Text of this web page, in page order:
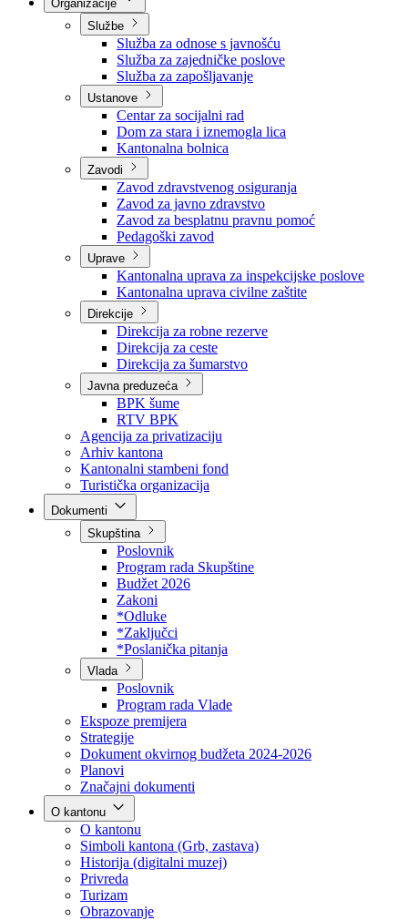
Nadležnosti
Sjednice Vlade
Službe
Služba za odnose s javnošću
Služba za zajedničke poslove
Služba za zapošljavanje
Ustanove
Centar za socijalni rad
Dom za stara i iznemogla lica
Kantonalna bolnica
Zavodi
Zavod zdravstvenog osiguranja
Zavod za javno zdravstvo
Zavod za besplatnu pravnu pomoć
Pedagoški zavod
Uprave
Kantonalna uprava za inspekcijske poslove
Kantonalna uprava civilne zaštite
Direkcije
Direkcija za robne rezerve
Direkcija za ceste
Direkcija za šumarstvo
Javna preduzeća
BPK šume
RTV BPK
Agencija za privatizaciju
Arhiv kantona
Kantonalni stambeni fond
Turistička organizacija
Skupština
Poslovnik
Program rada Skupštine
Budžet 2026
Zakoni
*Odluke
*Zaključci
*Poslanička pitanja
Vlada
Poslovnik
Program rada Vlade
Ekspoze premijera
Strategije
Dokument okvirnog budžeta 2024-2026
Planovi
Značajni dokumenti
O kantonu
O kantonu
Simboli kantona (Grb, zastava)
Historija (digitalni muzej)